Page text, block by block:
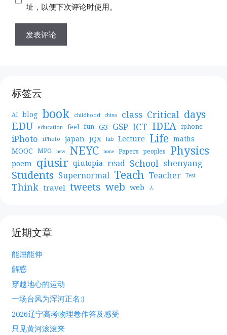
址，以便下次评论时使用。
标签云
AI blog book childhood china class Critical days
EDU education feel fun G3 GSP ICT IDEA iphone
iPhoto iPhoto japan JQX lab Lecture Life maths
MOOC MPO new NEYC none Papers peoples Physics
poem qiusir qiutopia read School shenyang
Students Supernormal Teach Teacher Test
Think travel tweets web web 人
近期文章
能屈能伸
解惑
穿越地心的运动
一场台风为浑河正名:)
2026辽宁高考物理卷作答及感受
只见黄河滚滚来